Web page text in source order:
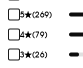
5
(269)
4
(79)
3
(26)